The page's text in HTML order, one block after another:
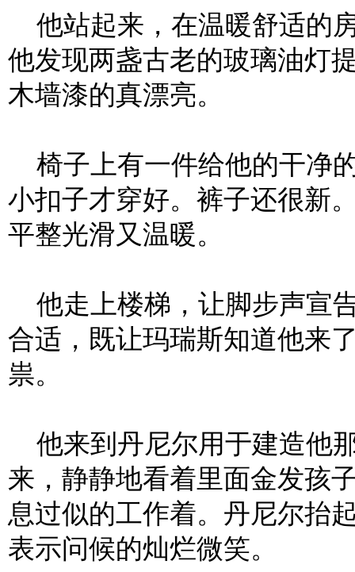
他站起来，在温暖舒适的
他发现两盏古老的玻璃油灯
木墙漆的真漂亮。
椅子上有一件给他的干净
小扣子才穿好。裤子还很新
平整光滑又温暖。
他走上楼梯，让脚步声宣
合适，既让玛瑞斯知道他来
祟。
他来到丹尼尔用于建造他
来，静静地看着里面金发孩
息过似的工作着。丹尼尔抬
表示问候的灿烂微笑。